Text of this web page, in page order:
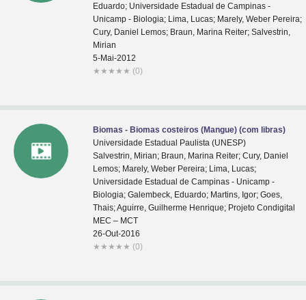
Eduardo; Universidade Estadual de Campinas -
Unicamp - Biologia; Lima, Lucas; Marely, Weber Pereira;
Cury, Daniel Lemos; Braun, Marina Reiter; Salvestrin,
Mirian
5-Mai-2012
★ ★ ★ ★ ★ (0)
Biomas - Biomas costeiros (Mangue) (com libras)
Universidade Estadual Paulista (UNESP)
Salvestrin, Mirian; Braun, Marina Reiter; Cury, Daniel
Lemos; Marely, Weber Pereira; Lima, Lucas;
Universidade Estadual de Campinas - Unicamp -
Biologia; Galembeck, Eduardo; Martins, Igor; Goes,
Thais; Aguirre, Guilherme Henrique; Projeto Condigital
MEC – MCT
26-Out-2016
★ ★ ★ ★ ★ (0)